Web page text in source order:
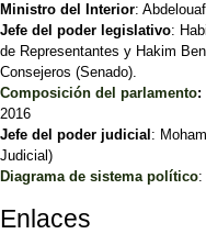
Ministro del Interior:
Jefe del poder legislativo:
de Representantes y Hakim
Consejeros (Senado).
Composición del parlamento:
2016
Jefe del poder judicial :
Judicial)
Diagrama de sistema político:
Enlaces